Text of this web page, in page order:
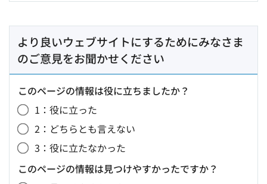
より良いウェブサイトにするためにみなさま
のご意見をお聞かせください
このページの情報は役に立ちましたか？
1：役に立った
2：どちらとも言えない
3：役に立たなかった
このページの情報は見つけやすかったですか？